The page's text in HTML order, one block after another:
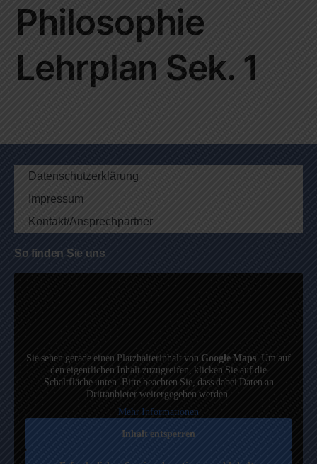
Philosophie
Lehrplan Sek. 1
Datenschutzerklärung
Impressum
Kontakt/Ansprechpartner
So finden Sie uns
Sie sehen gerade einen Platzhalterinhalt von Google Maps. Um auf
den eigentlichen Inhalt zuzugreifen, klicken Sie auf die
Schaltfläche unten. Bitte beachten Sie, dass dabei Daten an
Drittanbieter weitergegeben werden.
Mehr Informationen
Inhalt entsperren